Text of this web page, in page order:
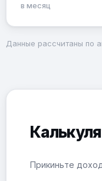
в месяц
Данные рассчитаны по
Прикиньте